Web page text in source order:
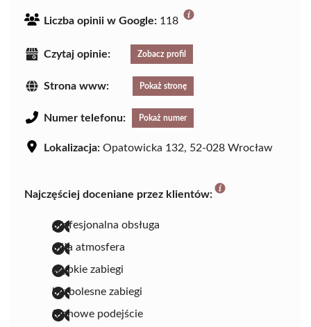
Liczba opinii w Google: 118
Czytaj opinie: Zobacz profil
Strona www: Pokaż stronę
Numer telefonu: Pokaż numer
Lokalizacja: Opatowicka 132, 52-028 Wrocław
Najczęściej doceniane przez klientów:
profesjonalna obsługa
miła atmosfera
szybkie zabiegi
bezbolesne zabiegi
fachowe podejście